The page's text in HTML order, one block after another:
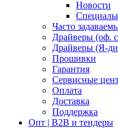
Новости
Часто
Драйверы (оф.
Драйверы (Я-
Прошивки
Гарантия
Сервисные
Оплата
Доставка
Поддержка
Опт | B2B и тендеры